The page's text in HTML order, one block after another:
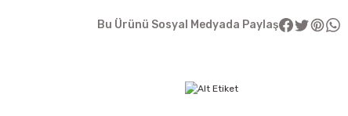
Bu Ürünü Sosyal Medyada Paylaş